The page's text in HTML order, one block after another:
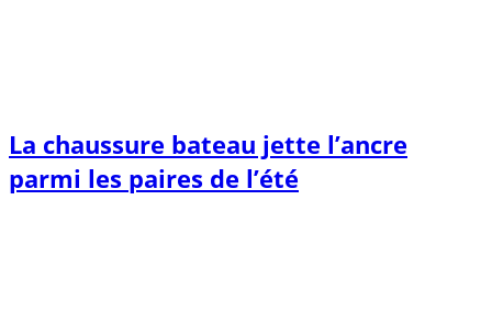
La chaussure bateau jette l’ancre
parmi les paires de l’été